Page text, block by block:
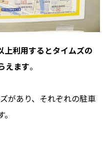
上利用するとタイムズの
えます。
があり、それぞれの駐車